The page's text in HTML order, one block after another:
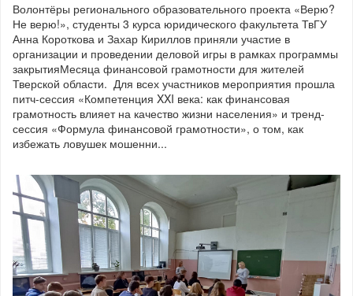
Волонтёры регионального образовательного проекта «Верю?
Не верю!», студенты 3 курса юридического факультета ТвГУ
Анна Короткова и Захар Кириллов приняли участие в
организации и проведении деловой игры в рамках программы
закрытияМесяца финансовой грамотности для жителей
Тверской области. Для всех участников мероприятия прошла
питч-сессия «Компетенция XXI века: как финансовая
грамотность влияет на качество жизни населения» и тренд-
сессия «Формула финансовой грамотности», о том, как
избежать ловушек мошенни...